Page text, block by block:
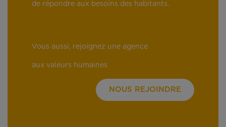
de répondre aux besoins des habitants.
Vous aussi, rejoignez une agence
aux valeurs humaines
NOUS REJOINDRE